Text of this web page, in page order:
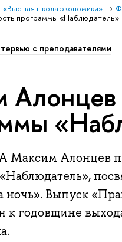
школа экономики»
программы «Наблюдатель»
с преподавателями
Алонцев
Алонцев
ночь». Выпуск
к годовщине